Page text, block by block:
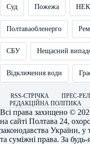
Суд Пожежа
Полтаваобленерго
СБУ Нещасний
Відключення води
RSS-СТРІЧКА ПРЕС-
РЕДАКЦІЙНА ПОЛІТИКА
Всі права захищено ©
на сайті Полтава 24,
законодавства України,
та суміжні права. За